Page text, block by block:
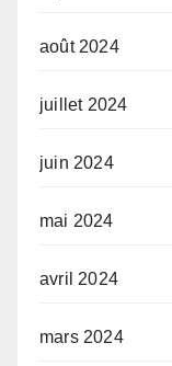
août 2024
juillet 2024
juin 2024
mai 2024
avril 2024
mars 2024